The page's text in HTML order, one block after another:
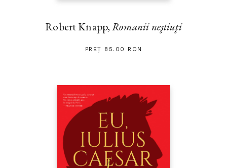
Robert Knapp,Romanii neştiuţi
PREȚ 85.00 RON